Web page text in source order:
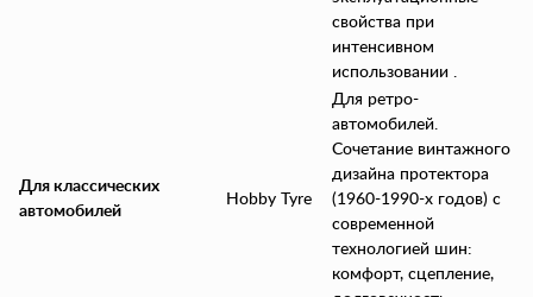
свойства при
интенсивном
использовании .
Для классических
автомобилей
Hobby Tyre
Для ретро-
автомобилей.
Сочетание винтажного
дизайна протектора
(1960-1990-х годов) с
современной
технологией шин:
комфорт, сцепление,